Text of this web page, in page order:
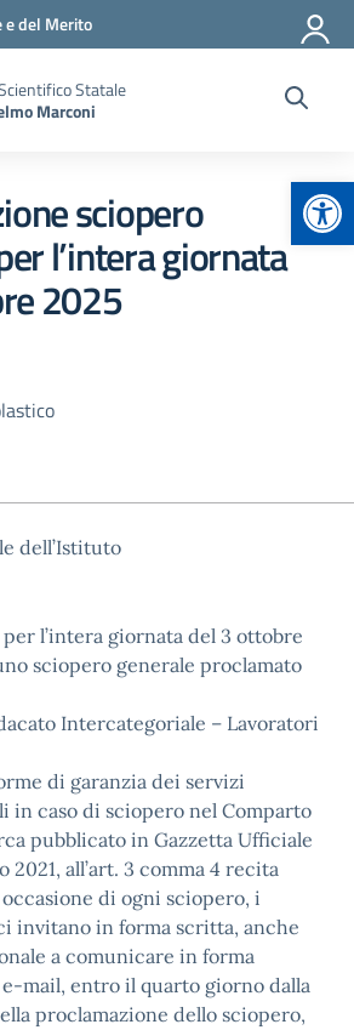
del Merito
Statale
Marconi
sciopero
l’intera giornata
2025
dell’Istituto
l’intera giornata del 3 ottobre
sciopero generale proclamato
Intercategoriale – Lavoratori
di garanzia dei servizi
in caso di sciopero nel Comparto
pubblicato in Gazzetta Ufficiale
2021, all’art. 3 comma 4 recita
di ogni sciopero, i
invitano in forma scritta, anche
a comunicare in forma
mail, entro il quarto giorno dalla
proclamazione dello sciopero,